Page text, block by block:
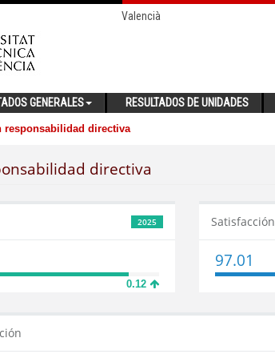
Valencià
GENERALES RESULTADOS DE UNIDADES
responsabilidad directiva
directiva
2025
0.12
Satisfacción
97.01